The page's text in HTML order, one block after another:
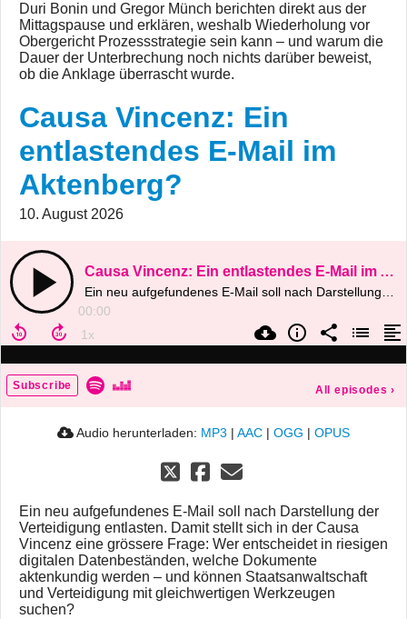
Duri Bonin und Gregor Münch berichten direkt aus der
Mittagspause und erklären, weshalb Wiederholung vor
Obergericht Prozessstrategie sein kann – und warum die
Dauer der Unterbrechung noch nichts darüber beweist,
ob die Anklage überrascht wurde.
Causa Vincenz: Ein
entlastendes E-Mail im
Aktenberg?
10. August 2026
Causa Vincenz: Ein entlastendes E-Mail im Aktenberg?
00:00
Subscribe All episodes ›
Audio herunterladen: MP3 | AAC | OGG | OPUS
Ein neu aufgefundenes E-Mail soll nach Darstellung der
Verteidigung entlasten. Damit stellt sich in der Causa
Vincenz eine grössere Frage: Wer entscheidet in riesigen
digitalen Datenbeständen, welche Dokumente
aktenkundig werden – und können Staatsanwaltschaft
und Verteidigung mit gleichwertigen Werkzeugen
suchen?